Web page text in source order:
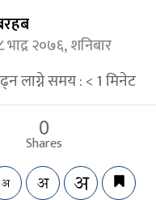
भाद्र २०७६, शनिबार
लाग्ने समय :< 1मिनेट
0
Shares